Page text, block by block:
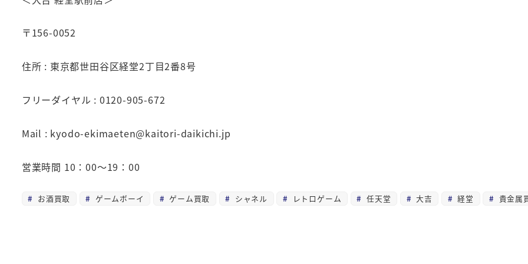
〒156-0052
住所 : 東京都世田谷区経堂2丁目2番8号
フリーダイヤル : 0120-905-672
Mail : kyodo-ekimaeten@kaitori-daikichi.jp
営業時間 10：00～19：00
お酒買取 ゲームボーイ ゲーム買取 シャネル レトロゲーム 任天堂 大吉 経堂 貴金属